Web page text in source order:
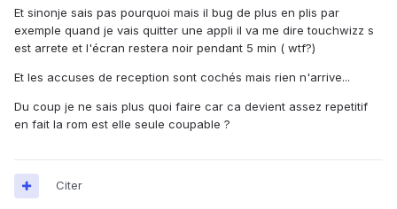
Et sinonje sais pas pourquoi mais il bug de plus en plis par
exemple quand je vais quitter une appli il va me dire touchwizz s
est arrete et l'écran restera noir pendant 5 min ( wtf?)
Et les accuses de reception sont cochés mais rien n'arrive...
Du coup je ne sais plus quoi faire car ca devient assez repetitif
en fait la rom est elle seule coupable ?
Citer